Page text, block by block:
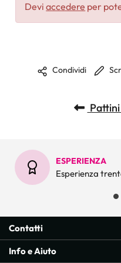
Deviaccedere per
Condividi
ESPERIENZA
Esperienza
Contatti
Info e Aiuto